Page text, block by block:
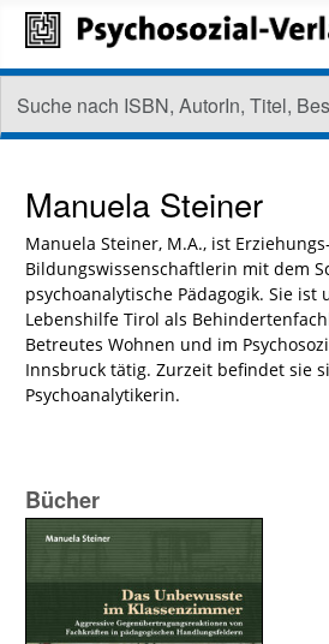
Manuela Steiner
Manuela Steiner, M.A., ist
Bildungswissenschaftlerin mit dem
psychoanalytische Pädagogik. Sie
Lebenshilfe Tirol als
Betreutes Wohnen und im
Innsbruck tätig. Zurzeit befindet sie
Psychoanalytikerin.
Bücher